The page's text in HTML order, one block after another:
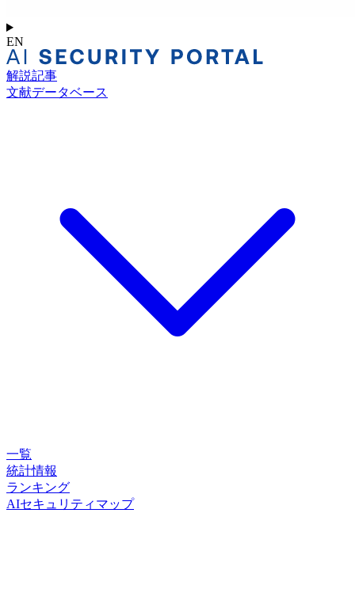
EN
解説記事
文献データベース
一覧
統計情報
ランキング
AIセキュリティマップ